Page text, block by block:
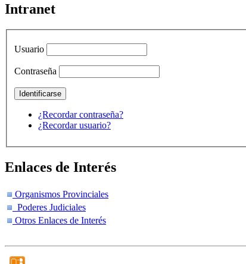
Intranet
Usuario
Contraseña
¿Recordar contraseña?
¿Recordar usuario?
Enlaces de Interés
Organismos Provinciales
Poderes Judiciales
Otros Enlaces de Interés